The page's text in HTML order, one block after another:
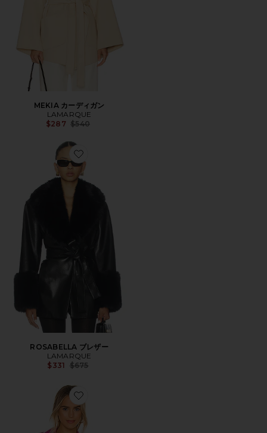
MEKIA カーディガン
LAMARQUE
$287 Previous price:
$540
Favorite ROSABELLA ブレザー
ROSABELLA ブレザー
LAMARQUE
$331 Previous price:
$675
Favorite CIARA ジャケット